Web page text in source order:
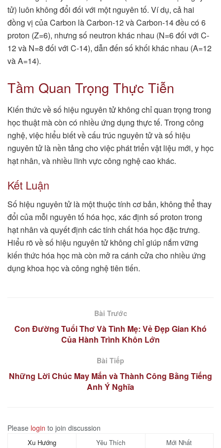
tử) luôn không đổi đối với một nguyên tố. Ví dụ, cả hai
đồng vị của Carbon là Carbon-12 và Carbon-14 đều có 6
proton (Z=6), nhưng số neutron khác nhau (N=6 đối với C-
12 và N=8 đối với C-14), dẫn đến số khối khác nhau (A=12
và A=14).
Tầm Quan Trọng Thực Tiễn
Kiến thức về số hiệu nguyên tử không chỉ quan trọng trong
học thuật mà còn có nhiều ứng dụng thực tế. Trong công
nghệ, việc hiểu biết về cấu trúc nguyên tử và số hiệu
nguyên tử là nền tảng cho việc phát triển vật liệu mới, y học
hạt nhân, và nhiều lĩnh vực công nghệ cao khác.
Kết Luận
Số hiệu nguyên tử là một thuộc tính cơ bản, không thể thay
đổi của mỗi nguyên tố hóa học, xác định số proton trong
hạt nhân và quyết định các tính chất hóa học đặc trưng.
Hiểu rõ về số hiệu nguyên tử không chỉ giúp nắm vững
kiến thức hóa học mà còn mở ra cánh cửa cho nhiều ứng
dụng khoa học và công nghệ tiên tiến.
Bài Trước
Con Đường Tuổi Thơ Và Tình Mẹ: Vẻ Đẹp Gian Khó
Của Hành Trình Khôn Lớn
Bài Tiếp
Những Lời Chúc May Mắn và Thành Công Bằng Tiếng
Anh Ý Nghĩa
Please login to join discussion
Xu Hướng Yêu Thích Mới Nhất